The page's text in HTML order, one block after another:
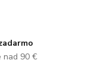
nad 90 €